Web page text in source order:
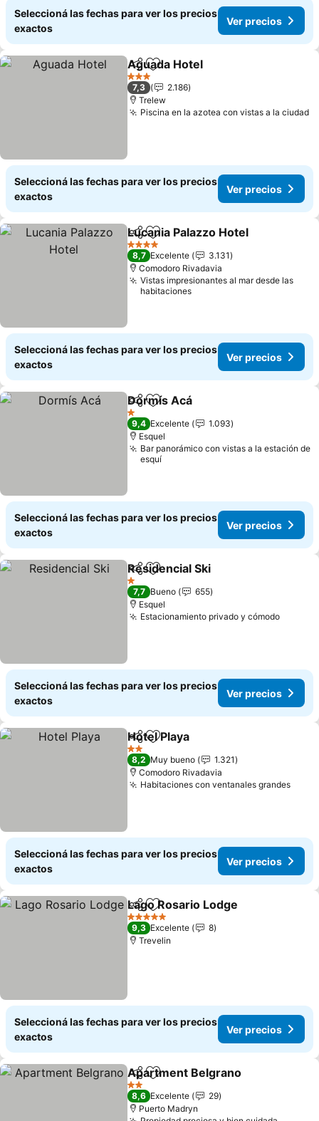
Seleccioná las fechas para ver los precios
exactos
Ver precios
CompartirAñadir a favoritos
Aguada Hotel
3 Estrellas
7,3
2.186
Trelew
Piscina en la azotea con vistas a la ciudad
Seleccioná las fechas para ver los precios
exactos
Ver precios
CompartirAñadir a favoritos
Lucania Palazzo Hotel
4 Estrellas
8,7 Excelente
3.131
Comodoro Rivadavia
Vistas impresionantes al mar desde las
habitaciones
Seleccioná las fechas para ver los precios
exactos
Ver precios
CompartirAñadir a favoritos
Dormís Acá
1 Estrellas
9,4 Excelente
1.093
Esquel
Bar panorámico con vistas a la estación de
esquí
Seleccioná las fechas para ver los precios
exactos
Ver precios
CompartirAñadir a favoritos
Residencial Ski
1 Estrellas
7,7 Bueno
655
Esquel
Estacionamiento privado y cómodo
Seleccioná las fechas para ver los precios
exactos
Ver precios
CompartirAñadir a favoritos
Hotel Playa
2 Estrellas
8,2 Muy bueno
1.321
Comodoro Rivadavia
Habitaciones con ventanales grandes
Seleccioná las fechas para ver los precios
exactos
Ver precios
CompartirAñadir a favoritos
Lago Rosario Lodge
5 Estrellas
9,3 Excelente
8
Trevelin
Seleccioná las fechas para ver los precios
exactos
Ver precios
CompartirAñadir a favoritos
Apartment Belgrano
2 Estrellas
8,6 Excelente
29
Puerto Madryn